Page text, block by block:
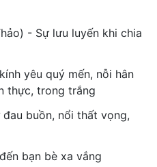
- Sự lưu luyến khi chia
yêu quý mến, nỗi hân
thực, trong trắng
buồn, nổi thất vọng,
bạn bè xa vắng